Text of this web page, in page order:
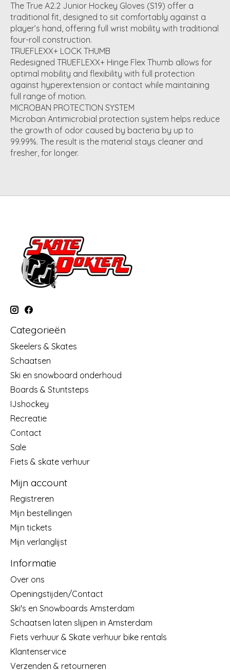
The True A2.2 Junior Hockey Gloves (S19) offer a
traditional fit, designed to sit comfortably against a
player’s hand, offering full wrist mobility with traditional
four-roll construction.
TRUEFLEXX+ LOCK THUMB
Redesigned TRUEFLEXX+ Hinge Flex Thumb allows for
optimal mobility and flexibility with full protection
against hyperextension or contact while maintaining
full range of motion.
MICROBAN PROTECTION SYSTEM
Microban Antimicrobial protection system helps reduce
the growth of odor caused by bacteria by up to
99.99%. The result is the material stays cleaner and
fresher, for longer.
Categorieën
Skeelers & Skates
Schaatsen
Ski en snowboard onderhoud
Boards & Stuntsteps
IJshockey
Recreatie
Contact
Sale
Fiets & skate verhuur
Mijn account
Registreren
Mijn bestellingen
Mijn tickets
Mijn verlanglijst
Informatie
Over ons
Openingstijden/Contact
Ski's en Snowboards Amsterdam
Schaatsen laten slijpen in Amsterdam
Fiets verhuur & Skate verhuur bike rentals
Klantenservice
Verzenden & retourneren